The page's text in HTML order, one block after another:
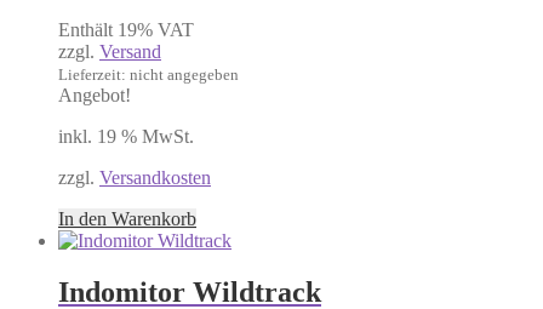
war:
265,00 €
Enthält 19% VAT
zzgl. Versand
Lieferzeit: nicht angegeben
Angebot!
inkl. 19 % MwSt.
zzgl. Versandkosten
In den Warenkorb
Indomitor Wildtrack